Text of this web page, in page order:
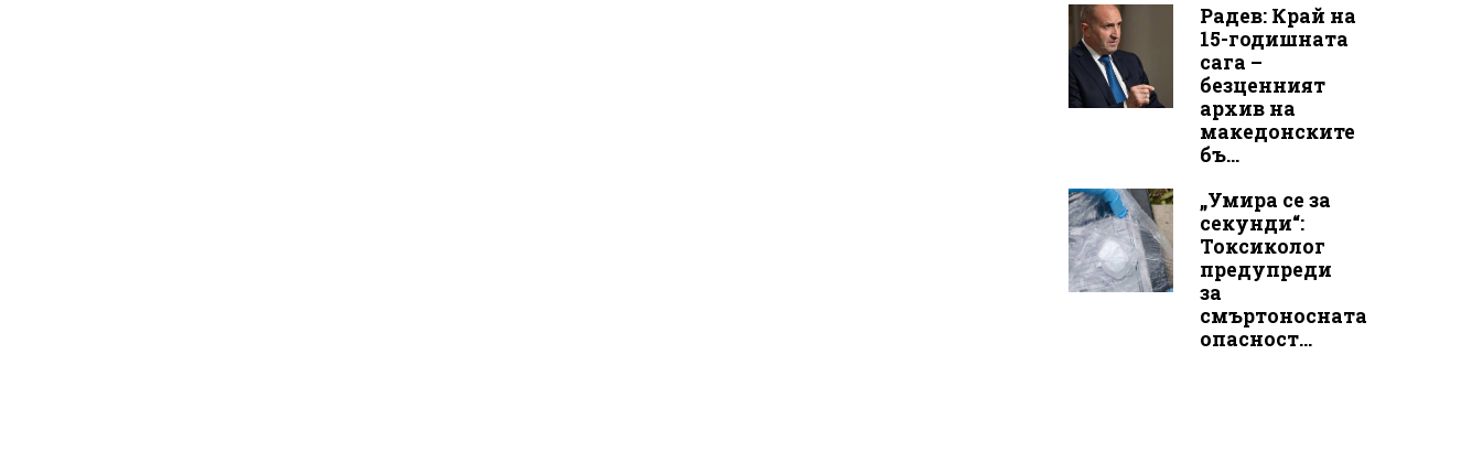
Радев: Край на
15-годишната
сага –
безценният
архив на
македонските
бъ...
„Умира се за
секунди“:
Токсиколог
предупреди
за
смъртоносната
опасност...